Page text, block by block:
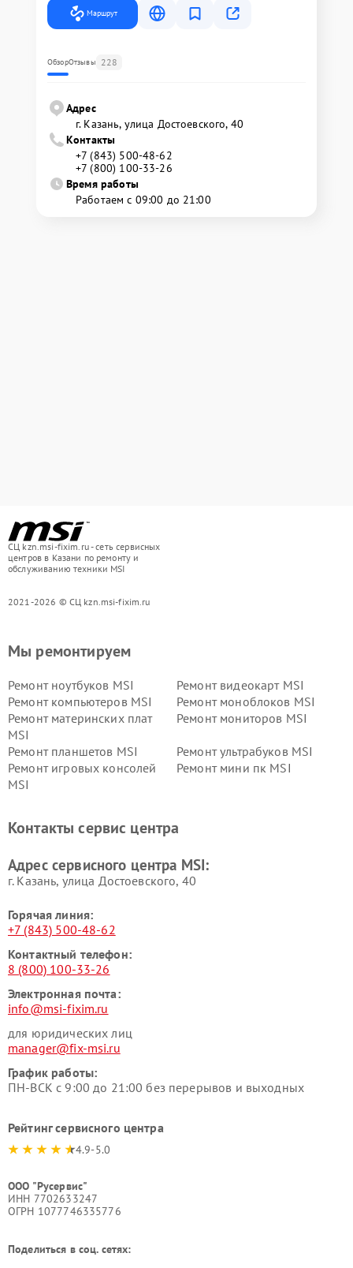
Маршрут
ОбзорОтзывы 228
Адрес
г. Казань, улица Достоевского, 40
Контакты
+7 (843) 500-48-62
+7 (800) 100-33-26
Время работы
Работаем с 09:00 до 21:00
СЦ kzn.msi-fixim.ru - сеть сервисных
центров в Казани по ремонту и
обслуживанию техники MSI
2021-2026 © СЦ kzn.msi-fixim.ru
Мы ремонтируем
Ремонт ноутбуков MSI
Ремонт видеокарт MSI
Ремонт компьютеров MSI
Ремонт моноблоков MSI
Ремонт материнских плат
MSI
Ремонт мониторов MSI
Ремонт планшетов MSI
Ремонт ультрабуков MSI
Ремонт игровых консолей
MSI
Ремонт мини пк MSI
Контакты сервис центра
Адрес сервисного центра MSI:
г. Казань, улица Достоевского, 40
Горячая линия:
+7 (843) 500-48-62
Контактный телефон:
8 (800) 100-33-26
Электронная почта:
info@msi-fixim.ru
для юридических лиц
manager@fix-msi.ru
График работы:
ПН-ВСК с 9:00 до 21:00 без перерывов и выходных
Рейтинг сервисного центра
4.9-5.0
ООО "Русервис"
ИНН 7702633247
ОГРН 1077746335776
Поделиться в соц. сетях: